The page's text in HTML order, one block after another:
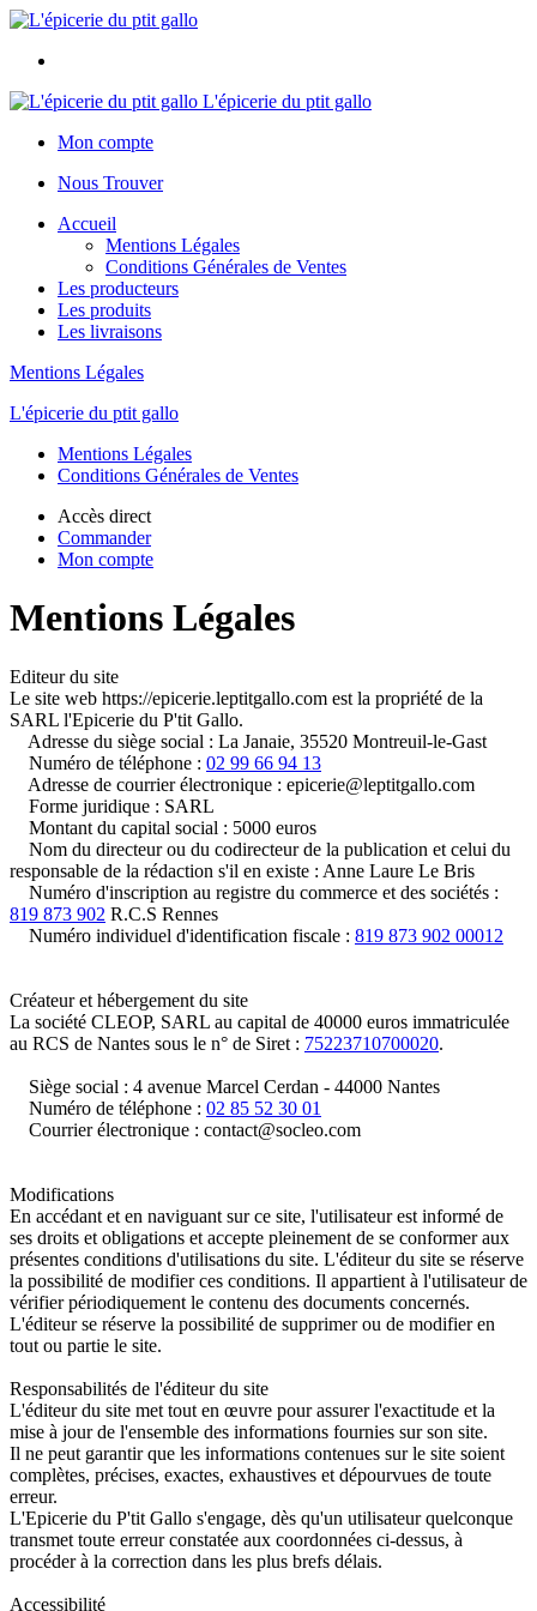
L'épicerie du ptit gallo
Mon compte
Nous Trouver
Accueil
Mentions Légales
Conditions Générales de Ventes
Les producteurs
Les produits
Les livraisons
Mentions Légales
L'épicerie du ptit gallo
Mentions Légales
Conditions Générales de Ventes
Accès direct
Commander
Mon compte
Mentions Légales
Editeur du site
Le site web https://epicerie.leptitgallo.com est la propriété de la
SARL l'Epicerie du P'tit Gallo.
Adresse du siège social : La Janaie, 35520 Montreuil-le-Gast
Numéro de téléphone : 02 99 66 94 13
Adresse de courrier électronique : epicerie@leptitgallo.com
Forme juridique : SARL
Montant du capital social : 5000 euros
Nom du directeur ou du codirecteur de la publication et celui du
responsable de la rédaction s'il en existe : Anne Laure Le Bris
Numéro d'inscription au registre du commerce et des sociétés :
819 873 902 R.C.S Rennes
Numéro individuel d'identification fiscale : 819 873 902 00012
Créateur et hébergement du site
La société CLEOP, SARL au capital de 40000 euros immatriculée
au RCS de Nantes sous le n° de Siret : 75223710700020.
Siège social : 4 avenue Marcel Cerdan - 44000 Nantes
Numéro de téléphone : 02 85 52 30 01
Courrier électronique : contact@socleo.com
Modifications
En accédant et en naviguant sur ce site, l'utilisateur est informé de
ses droits et obligations et accepte pleinement de se conformer aux
présentes conditions d'utilisations du site. L'éditeur du site se réserve
la possibilité de modifier ces conditions. Il appartient à l'utilisateur de
vérifier périodiquement le contenu des documents concernés.
L'éditeur se réserve la possibilité de supprimer ou de modifier en
tout ou partie le site.
Responsabilités de l'éditeur du site
L'éditeur du site met tout en œuvre pour assurer l'exactitude et la
mise à jour de l'ensemble des informations fournies sur son site.
Il ne peut garantir que les informations contenues sur le site soient
complètes, précises, exactes, exhaustives et dépourvues de toute
erreur.
L'Epicerie du P'tit Gallo s'engage, dès qu'un utilisateur quelconque
transmet toute erreur constatée aux coordonnées ci-dessus, à
procéder à la correction dans les plus brefs délais.
Accessibilité